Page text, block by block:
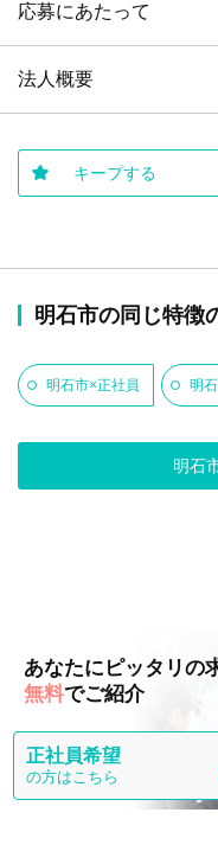
応募にあたって
法人概要
キープする
明石市の同じ特徴
明石市×正社員 明
明石
あなたにピッタリの
無料でご紹介
正社員希望
の方はこちら